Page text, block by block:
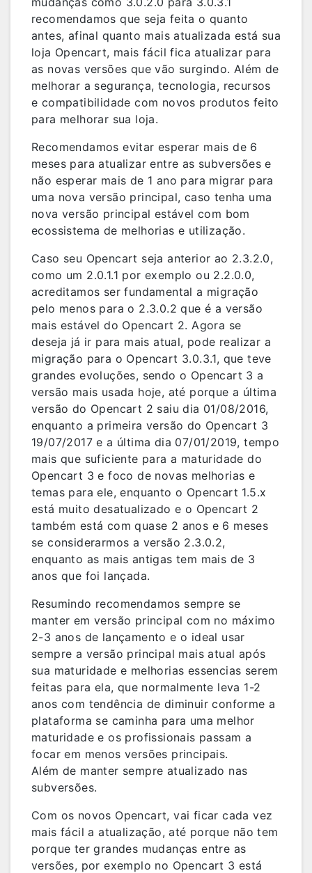
recomendamos que seja feita o quanto
antes, afinal quanto mais atualizada está sua
loja Opencart, mais fácil fica atualizar para
as novas versões que vão surgindo. Além de
melhorar a segurança, tecnologia, recursos
e compatibilidade com novos produtos feito
para melhorar sua loja.
Recomendamos evitar esperar mais de 6
meses para atualizar entre as subversões e
não esperar mais de 1 ano para migrar para
uma nova versão principal, caso tenha uma
nova versão principal estável com bom
ecossistema de melhorias e utilização.
Caso seu Opencart seja anterior ao 2.3.2.0,
como um 2.0.1.1 por exemplo ou 2.2.0.0,
acreditamos ser fundamental a migração
pelo menos para o 2.3.0.2 que é a versão
mais estável do Opencart 2. Agora se
deseja já ir para mais atual, pode realizar a
migração para o Opencart 3.0.3.1, que teve
grandes evoluções, sendo o Opencart 3 a
versão mais usada hoje, até porque a última
versão do Opencart 2 saiu dia 01/08/2016,
enquanto a primeira versão do Opencart 3
19/07/2017 e a última dia 07/01/2019, tempo
mais que suficiente para a maturidade do
Opencart 3 e foco de novas melhorias e
temas para ele, enquanto o Opencart 1.5.x
está muito desatualizado e o Opencart 2
também está com quase 2 anos e 6 meses
se considerarmos a versão 2.3.0.2,
enquanto as mais antigas tem mais de 3
anos que foi lançada.
Resumindo recomendamos sempre se
manter em versão principal com no máximo
2-3 anos de lançamento e o ideal usar
sempre a versão principal mais atual após
sua maturidade e melhorias essencias serem
feitas para ela, que normalmente leva 1-2
anos com tendência de diminuir conforme a
plataforma se caminha para uma melhor
maturidade e os profissionais passam a
focar em menos versões principais.
Além de manter sempre atualizado nas
subversões.
Com os novos Opencart, vai ficar cada vez
mais fácil a atualização, até porque não tem
porque ter grandes mudanças entre as
versões, por exemplo no Opencart 3 está